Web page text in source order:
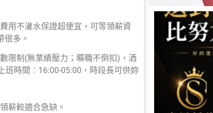
用不灌水保證超便宜，可等領薪資
很多。
限制(無業績壓力；曠職不倒扣)，酒
班時間︰16:00-05:00，時段長可供妳
薪較適合急缺。